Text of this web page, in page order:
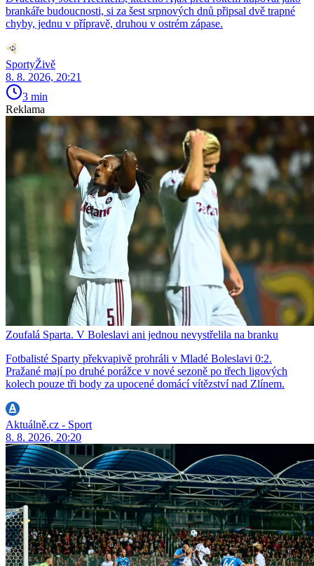
brankáře budoucnosti, si za šest srpnových dnů připsal dvě trapné
chyby, jednu v přípravě, druhou v ostrém zápase.
SportyŽivě
8. 8. 2026, 20:21
3 min
Reklama
Zoufalá Sparta. V Boleslavi ani jednou nevystřelila na branku
Fotbalisté Sparty překvapivě prohráli v Mladé Boleslavi 0:2.
Pražané mají po druhé porážce v nové sezoně po třech ligových
kolech pouze tři body za upocené domácí vítězství nad Zlínem.
Aktuálně.cz - Sport
8. 8. 2026, 20:20